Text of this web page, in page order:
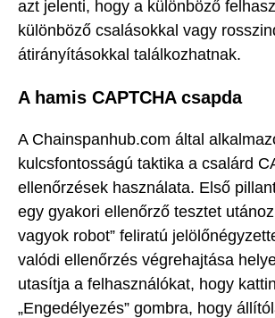
azt jelenti, hogy a különböző
különböző csalásokkal vagy
átirányításokkal találkozhatnak.
A hamis CAPTCHA csapda
A Chainspanhub.com által
kulcsfontosságú taktika a csalárd
ellenőrzések használata. Első
egy gyakori ellenőrző tesztet
vagyok robot” feliratú
valódi ellenőrzés végrehajtása
utasítja a felhasználókat, hogy
„Engedélyezés” gombra, hogy